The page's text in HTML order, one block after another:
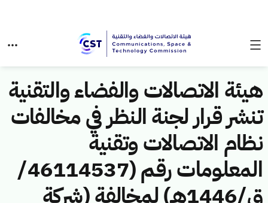
هيئة الاتصالات والفضاء والتقنية
تنشر قرار لجنة النظر في مخالفات
نظام الاتصالات وتقنية
المعلومات رقم (46114537/
ق/1446هـ) لمخالفة (شركة